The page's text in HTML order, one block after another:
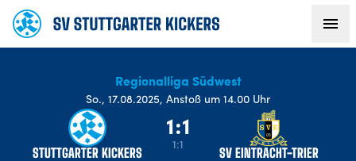
AKTUELLES
Regionalliga Südwest
So., 17.08.2025, Anstoß um 14.00 Uhr
STUTTGARTER KICKERS
1:1
1:1 SV EINTRACHT-TRIER